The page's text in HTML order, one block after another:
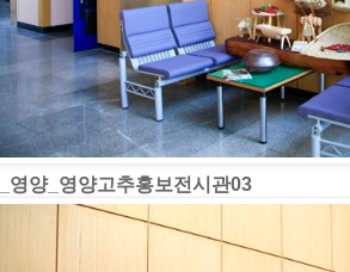
영양_영양고추홍보전시관03